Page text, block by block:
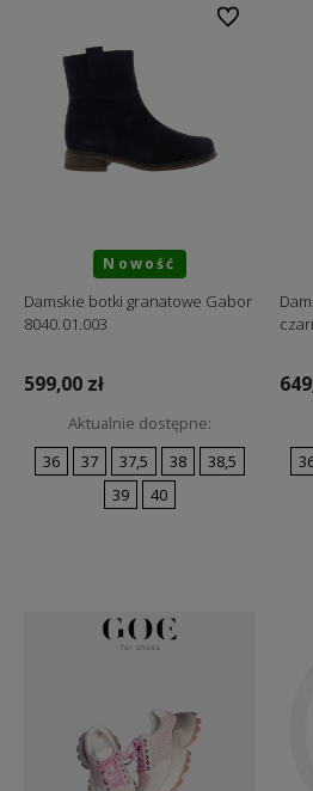
Nowość
Damskie botki granatowe Gabor
8040.01.003
599,00 zł
Aktualnie dostępne:
36
37 37,5 38
38,5
39
40
Do ulubionych